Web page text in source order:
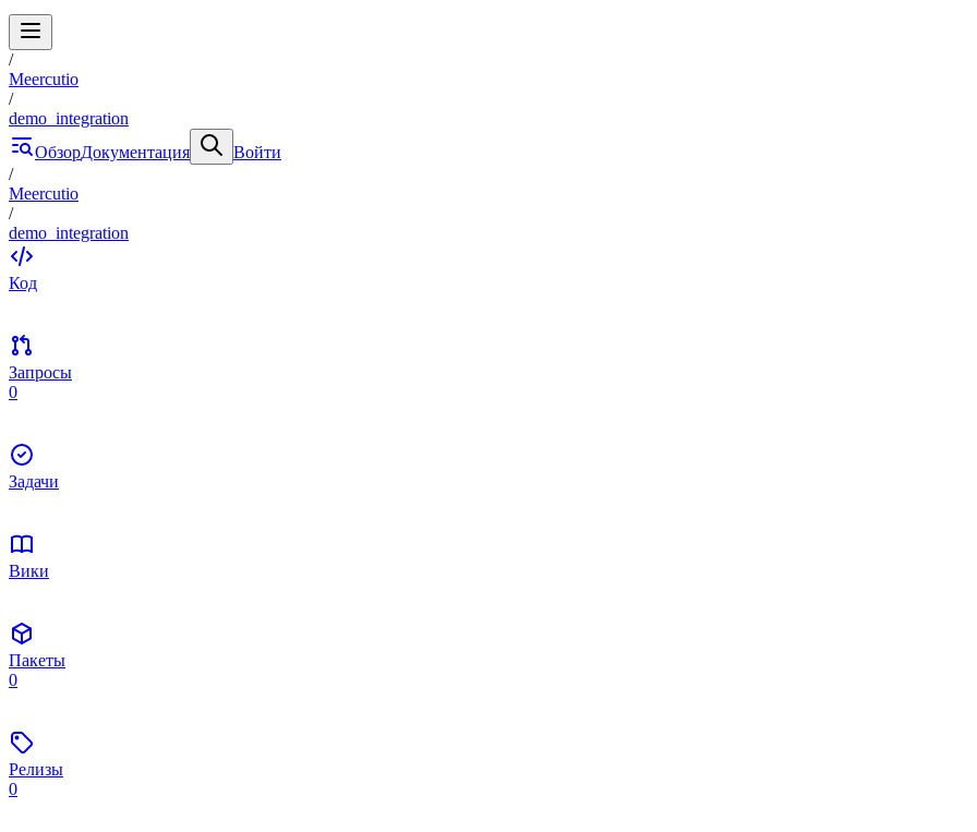
/
Meercutio
/
demo_integration
ОбзорДокументация
Войти
/
Meercutio
/
demo_integration
Код
Запросы
0
Задачи
Вики
Пакеты
0
Релизы
0